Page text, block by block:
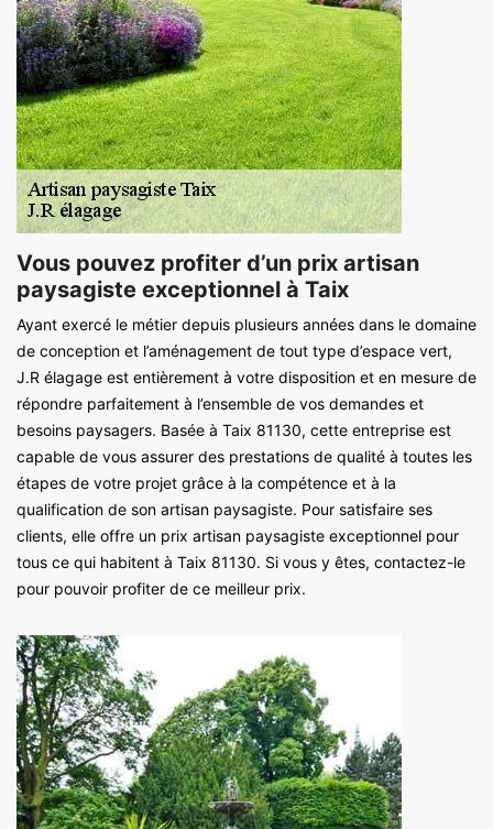
Vous pouvez profiter d’un prix artisan
paysagiste exceptionnel à Taix
Ayant exercé le métier depuis plusieurs années dans le domaine
de conception et l’aménagement de tout type d’espace vert,
J.R élagage est entièrement à votre disposition et en mesure de
répondre parfaitement à l’ensemble de vos demandes et
besoins paysagers. Basée à Taix 81130, cette entreprise est
capable de vous assurer des prestations de qualité à toutes les
étapes de votre projet grâce à la compétence et à la
qualification de son artisan paysagiste. Pour satisfaire ses
clients, elle offre un prix artisan paysagiste exceptionnel pour
tous ce qui habitent à Taix 81130. Si vous y êtes, contactez-le
pour pouvoir profiter de ce meilleur prix.